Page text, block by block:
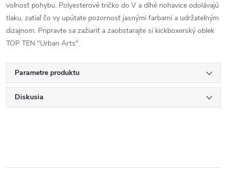
voľnosť pohybu. Polyesterové tričko do V a dlhé nohavice odolávajú
tlaku, zatiaľ čo vy upútate pozornosť jasnými farbami a udržateľným
dizajnom. Pripravte sa zažiariť a zaobstarajte si kickboxerský oblek
TOP TEN "Urban Arts".
Parametre produktu
Diskusia